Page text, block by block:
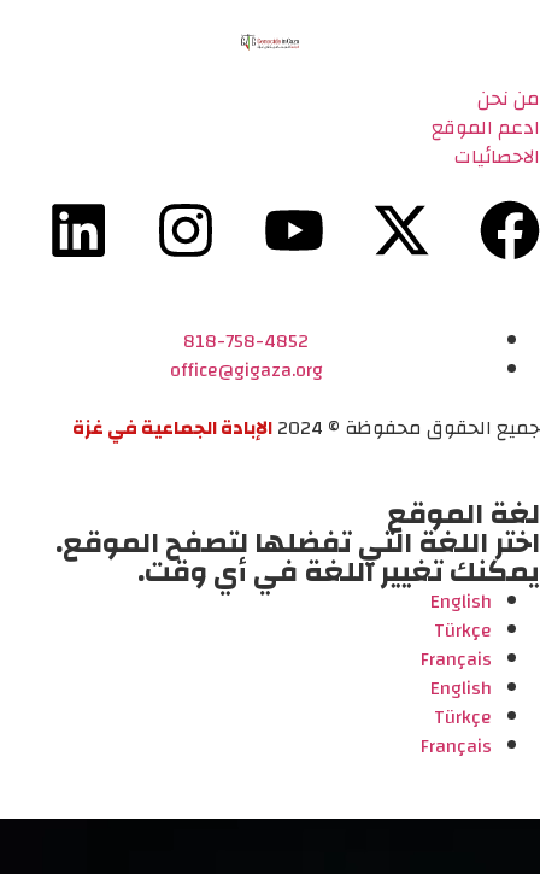
من نحن
ادعم الموقع
الاحصائيات
818-758-4852
office@gigaza.org
جميع الحقوق محفوظة © 2024
الإبادة الجماعية في غزة
لغة الموقع
اختر اللغة التي تفضلها لتصفح الموقع.
يمكنك تغيير اللغة في أي وقت.
English
Türkçe
Français
English
Türkçe
Français